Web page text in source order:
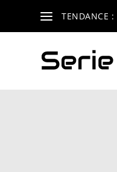
TENDANCE :